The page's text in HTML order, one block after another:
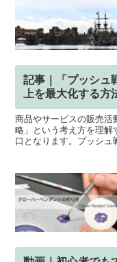
記事｜「プッシュ
上を最大化する方
商品やサービスの販売活
略」という考え方を理解
口となります。プッシュ